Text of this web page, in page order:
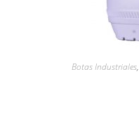
Botas Industriales,